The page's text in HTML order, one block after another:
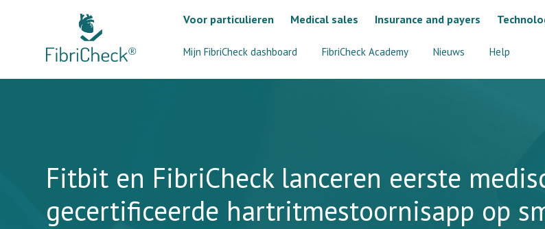
Mijn FibriCheck dashboard FibriCheck Academy Nieuws Help
Voor particulieren Medical sales Insurance and payers
Fitbit en FibriCheck lanceren eerste
gecertificeerde hartritmestoornisapp op